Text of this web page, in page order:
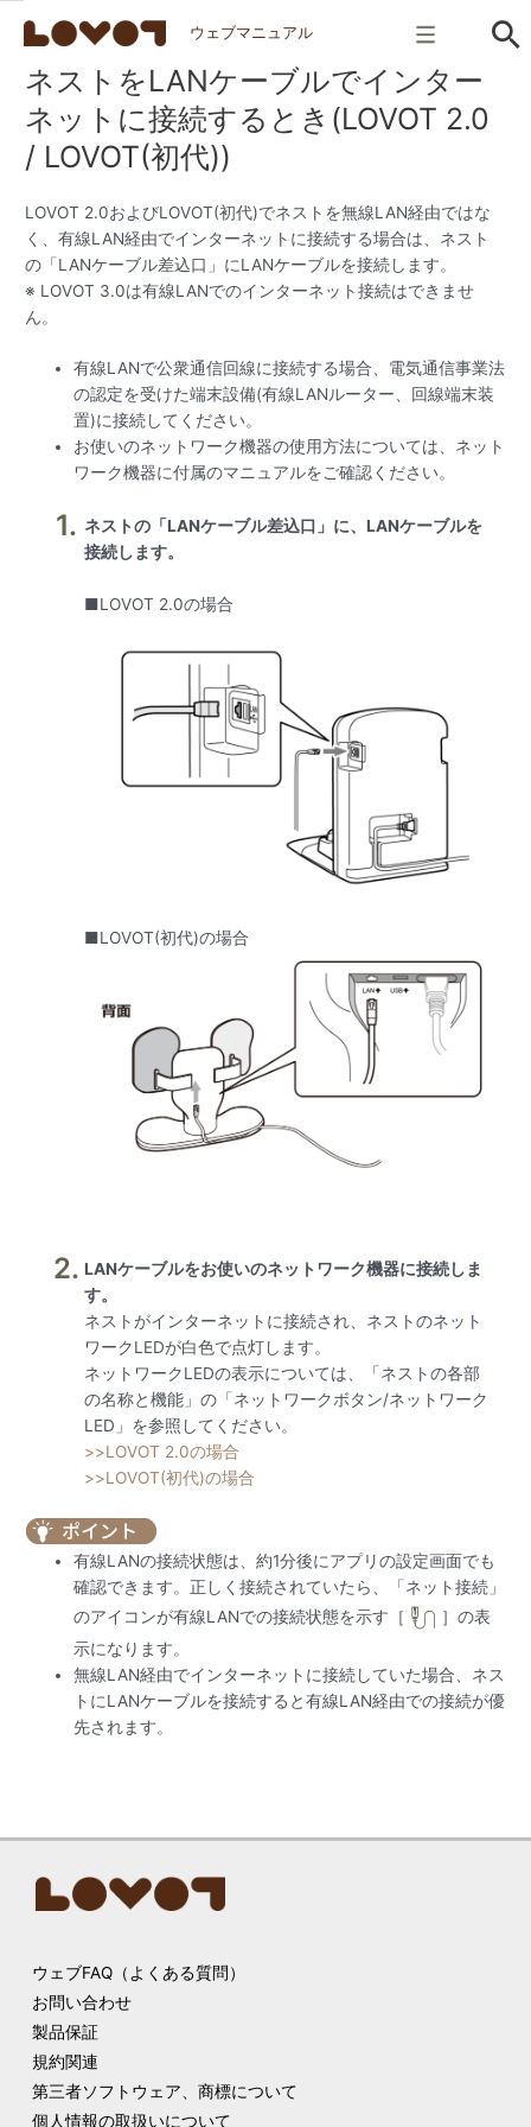
ウェブマニュアル
ネストをLANケーブルでインター
ネットに接続するとき(LOVOT 2.0
/ LOVOT(初代))
LOVOT 2.0およびLOVOT(初代)でネストを無線LAN経由ではな
く、有線LAN経由でインターネットに接続する場合は、ネスト
の「LANケーブル差込口」にLANケーブルを接続します。
※ LOVOT 3.0は有線LANでのインターネット接続はできませ
ん。
有線LANで公衆通信回線に接続する場合、電気通信事業法
の認定を受けた端末設備(有線LANルーター、回線端末装
置)に接続してください。
お使いのネットワーク機器の使用方法については、ネット
ワーク機器に付属のマニュアルをご確認ください。
ネストの「LANケーブル差込口」に、LANケーブルを
接続します。
■LOVOT 2.0の場合
■LOVOT(初代)の場合
LANケーブルをお使いのネットワーク機器に接続しま
す。
ネストがインターネットに接続され、ネストのネット
ワークLEDが白色で点灯します。
ネットワークLEDの表示については、「ネストの各部
の名称と機能」の「ネットワークボタン/ネットワーク
LED」を参照してください。
>>LOVOT 2.0の場合
>>LOVOT(初代)の場合
有線LANの接続状態は、約1分後にアプリの設定画面でも
確認できます。正しく接続されていたら、「ネット接続」
のアイコンが有線LANでの接続状態を示す［
］の表
示になります。
無線LAN経由でインターネットに接続していた場合、ネス
トにLANケーブルを接続すると有線LAN経由での接続が優
先されます。
ウェブFAQ（よくある質問）
お問い合わせ
製品保証
規約関連
第三者ソフトウェア、商標について
個人情報の取扱いについて